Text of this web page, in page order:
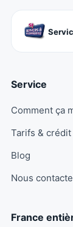
Service
Comment ça
Tarifs &
Blog
Nous
France